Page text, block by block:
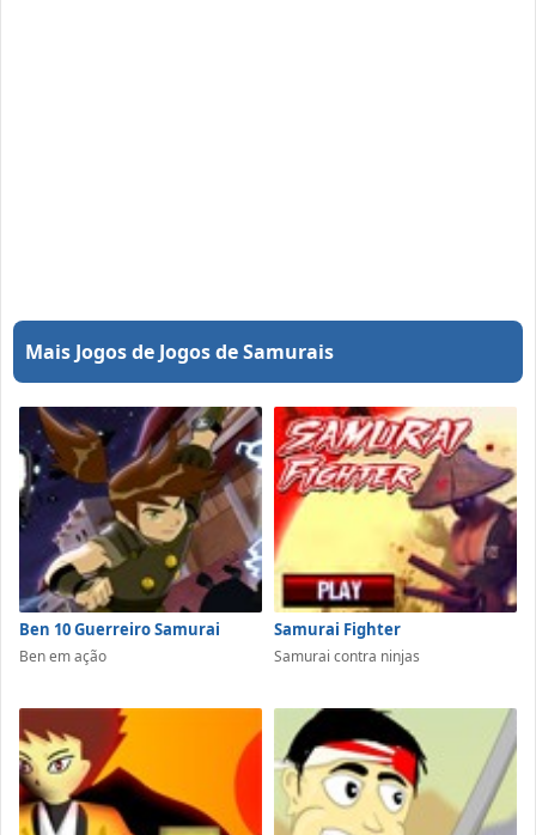
Mais Jogos de Jogos de Samurais
Ben 10 Guerreiro Samurai
Ben em ação
Samurai Fighter
Samurai contra ninjas